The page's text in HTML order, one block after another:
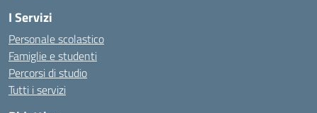
I Servizi
Personale scolastico
Famiglie e studenti
Percorsi di studio
Tutti i servizi